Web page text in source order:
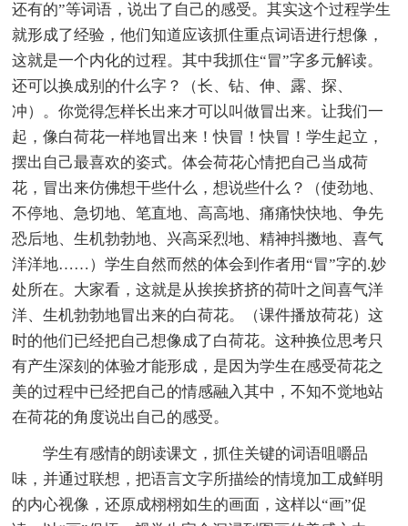
还有的”等词语，说出了自己的感受。其实这个过程学生
就形成了经验，他们知道应该抓住重点词语进行想像，
这就是一个内化的过程。其中我抓住“冒”字多元解读。
还可以换成别的什么字？（长、钻、伸、露、探、
冲）。你觉得怎样长出来才可以叫做冒出来。让我们一
起，像白荷花一样地冒出来！快冒！快冒！学生起立，
摆出自己最喜欢的姿式。体会荷花心情把自己当成荷
花，冒出来仿佛想干些什么，想说些什么？（使劲地、
不停地、急切地、笔直地、高高地、痛痛快快地、争先
恐后地、生机勃勃地、兴高采烈地、精神抖擞地、喜气
洋洋地……）学生自然而然的体会到作者用“冒”字的.妙
处所在。大家看，这就是从挨挨挤挤的荷叶之间喜气洋
洋、生机勃勃地冒出来的白荷花。（课件播放荷花）这
时的他们已经把自己想像成了白荷花。这种换位思考只
有产生深刻的体验才能形成，是因为学生在感受荷花之
美的过程中已经把自己的情感融入其中，不知不觉地站
在荷花的角度说出自己的感受。
学生有感情的朗读课文，抓住关键的词语咀嚼品
味，并通过联想，把语言文字所描绘的情境加工成鲜明
的内心视像，还原成栩栩如生的画面，这样以“画”促